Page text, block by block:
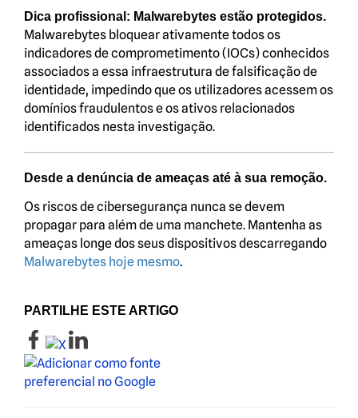
Dica profissional: Malwarebytes estão protegidos.
Malwarebytes bloquear ativamente todos os
indicadores de comprometimento (IOCs) conhecidos
associados a essa infraestrutura de falsificação de
identidade, impedindo que os utilizadores acessem os
domínios fraudulentos e os ativos relacionados
identificados nesta investigação.
Desde a denúncia de ameaças até à sua remoção.
Os riscos de cibersegurança nunca se devem
propagar para além de uma manchete. Mantenha as
ameaças longe dos seus dispositivos descarregando
Malwarebytes hoje mesmo.
PARTILHE ESTE ARTIGO